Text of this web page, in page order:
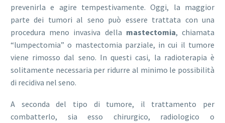
prevenirla e agire tempestivamente. Oggi, la maggior
parte dei tumori al seno può essere trattata con una
procedura meno invasiva della mastectomia, chiamata
“lumpectomia” o mastectomia parziale, in cui il tumore
viene rimosso dal seno. In questi casi, la radioterapia è
solitamente necessaria per ridurre al minimo le possibilità
di recidiva nel seno.
A seconda del tipo di tumore, il trattamento per
combatterlo, sia esso chirurgico, radiologico o